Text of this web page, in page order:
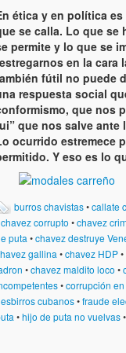
ética y en política
se calla. Lo que se
permite y lo que se
en la cara
fútil no puede
respuesta social
que nos
que nos salve ante
ocurrido estremece
Y eso es lo
burros chavistas•callate
chavez corrupto •chavez
puta •chavez destruye
gallina •chavez HDP•
•chavez maldito loco •
•corrupción
esbirros cubanos•fraude
•hijo de puta no vuelvas•